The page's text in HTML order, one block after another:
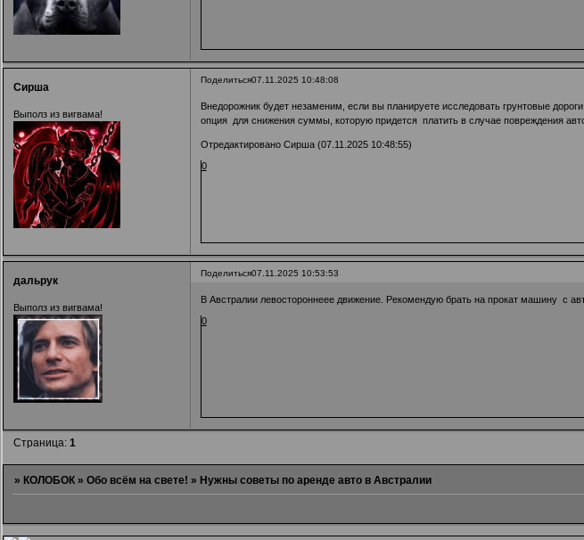
Поделиться07.11.2025 10:48:08
Сирша
Выполз из вигвама!
Внедорожник будет незаменим, если вы планируете исследовать грунтовые
опция для снижения суммы, которую придется платить в случае повреждения
Отредактировано Сирша (07.11.2025 10:48:55)
0
Поделиться07.11.2025 10:53:53
дальрук
Выполз из вигвама!
В Австралии левостороннеее движение. Рекомендую брать на прокат машину с
0
Страница: 1
» КОЛОБОК » Обо всём на свете! » Нужны советы по аренде авто в Австралии